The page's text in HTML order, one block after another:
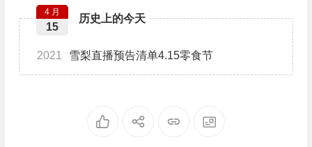
历史上的今天
4 月
15
2021 雪梨直播预告清单4.15零食节